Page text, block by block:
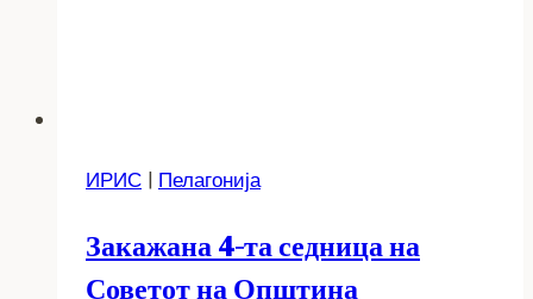
ИРИС | Пелагонија
Закажана 4-та седница на
Советот на Општина